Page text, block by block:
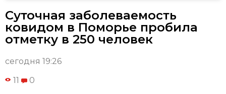
Суточная заболеваемость
ковидом в Поморье пробила
отметку в 250 человек
сегодня 19:26
11 0